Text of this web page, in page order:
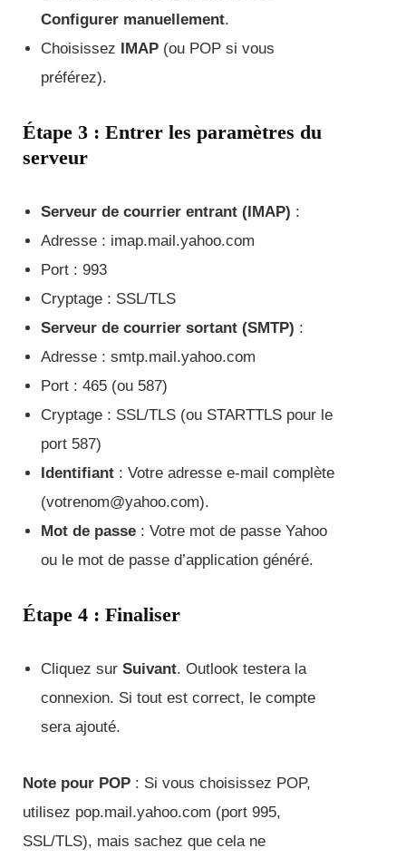
Configurer manuellement.
Choisissez IMAP (ou POP si vous
préférez).
Étape 3 : Entrer les paramètres du
serveur
Serveur de courrier entrant (IMAP) :
Adresse : imap.mail.yahoo.com
Port : 993
Cryptage : SSL/TLS
Serveur de courrier sortant (SMTP) :
Adresse : smtp.mail.yahoo.com
Port : 465 (ou 587)
Cryptage : SSL/TLS (ou STARTTLS pour le
port 587)
Identifiant : Votre adresse e-mail complète
(votrenom@yahoo.com).
Mot de passe : Votre mot de passe Yahoo
ou le mot de passe d’application généré.
Étape 4 : Finaliser
Cliquez sur Suivant. Outlook testera la
connexion. Si tout est correct, le compte
sera ajouté.
Note pour POP : Si vous choisissez POP,
utilisez pop.mail.yahoo.com (port 995,
SSL/TLS), mais sachez que cela ne